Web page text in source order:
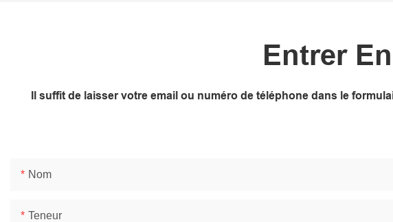
Entrer
Il suffit de laisser votre email ou numéro de téléphone dans le
Nom
Teneur